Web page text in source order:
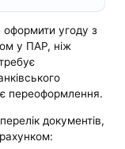
угоду з
у ПАР, ніж
переоформлення.
документів,